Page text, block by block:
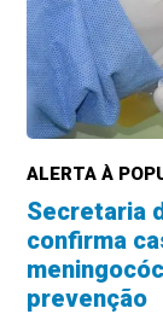
ALERTA À
Secretaria
confirma
prevenção